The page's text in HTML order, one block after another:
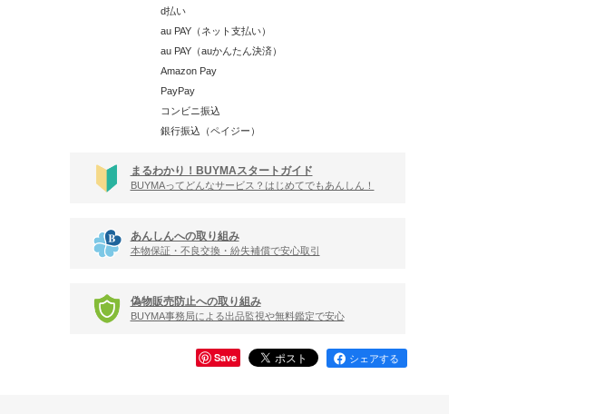
d払い
au PAY（ネット支払い）
au PAY（auかんたん決済）
Amazon Pay
PayPay
コンビニ振込
銀行振込（ペイジー）
まるわかり！BUYMAスタートガイド
BUYMAってどんなサービス？はじめてでもあんしん！
あんしんへの取り組み
本物保証・不良交換・紛失補償で安心取引
偽物販売防止への取り組み
BUYMA事務局による出品監視や無料鑑定で安心
Save シェアする